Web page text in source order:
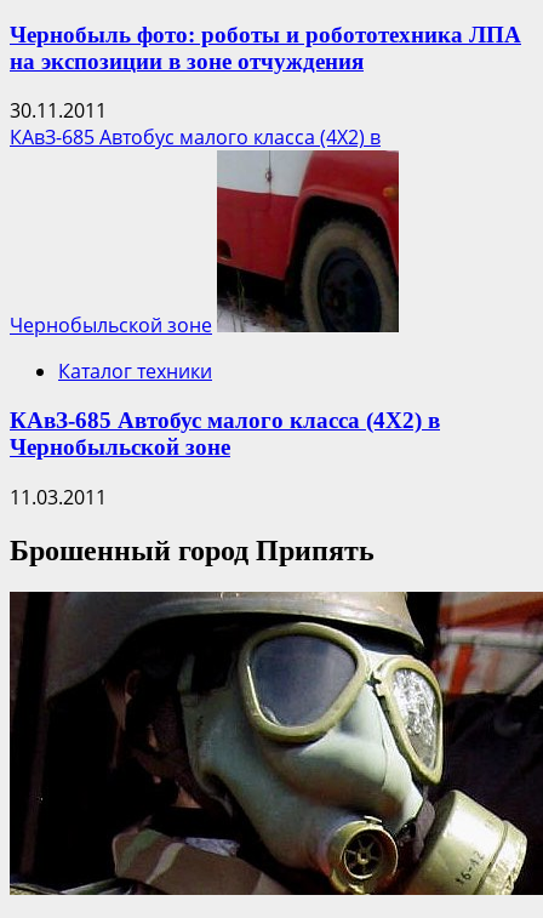
Чернобыль фото: роботы и робототехника ЛПА
на экспозиции в зоне отчуждения
30.11.2011
КАвЗ-685 Автобус малого класса (4Х2) в
Чернобыльской зоне
Каталог техники
КАвЗ-685 Автобус малого класса (4Х2) в
Чернобыльской зоне
11.03.2011
Брошенный город Припять